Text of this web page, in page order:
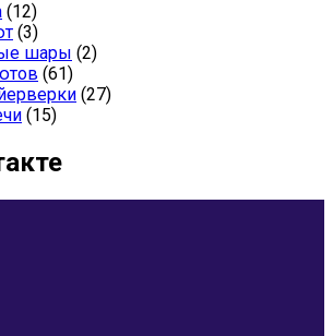
(12)
(3)
шары (2)
(61)
(27)
(15)